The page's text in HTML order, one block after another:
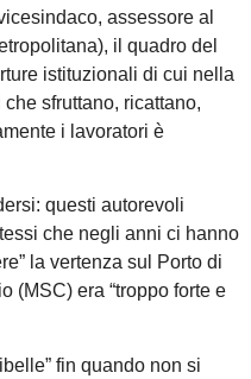
assessore al
il quadro del
istituzionali di cui nella
sfruttano, ricattano,
i lavoratori è
questi autorevoli
che negli anni ci hanno
la vertenza sul Porto di
(MSC) era “troppo forte e
fin quando non si